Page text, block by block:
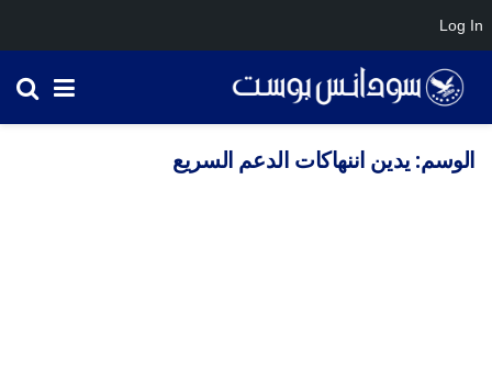
الوسم: يدين اننهاكات الدعم السريع
Log In